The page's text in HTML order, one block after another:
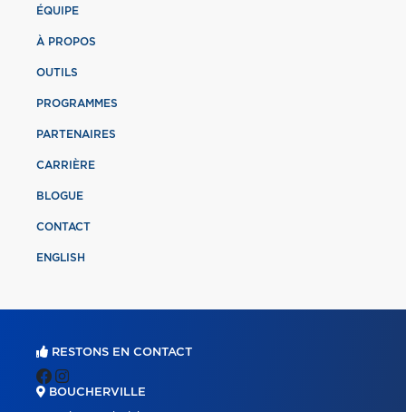
ÉQUIPE
À PROPOS
OUTILS
PROGRAMMES
PARTENAIRES
CARRIÈRE
BLOGUE
CONTACT
ENGLISH
RESTONS EN CONTACT
BOUCHERVILLE